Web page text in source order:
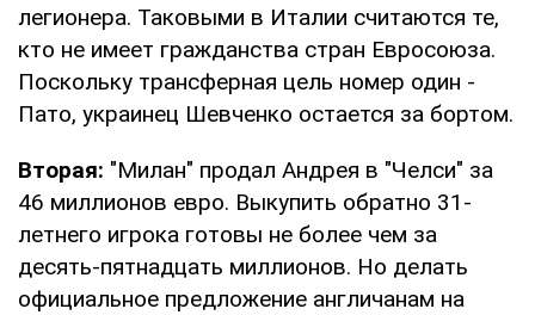
легионера. Таковыми в Италии считаются те,
кто не имеет гражданства стран Евросоюза.
Поскольку трансферная цель номер один -
Пато, украинец Шевченко остается за бортом.
Вторая: "Милан" продал Андрея в "Челси" за
46 миллионов евро. Выкупить обратно 31-
летнего игрока готовы не более чем за
десять-пятнадцать миллионов. Но делать
официальное предложение англичанам на